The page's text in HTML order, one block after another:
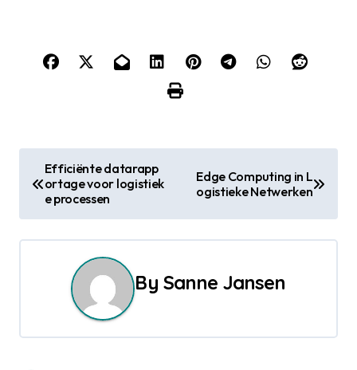
s
a
Efficiënte datarapp
ortage voor logistiek
e processen
Edge Computing in L
ogistieke Netwerken
By Sanne Jansen